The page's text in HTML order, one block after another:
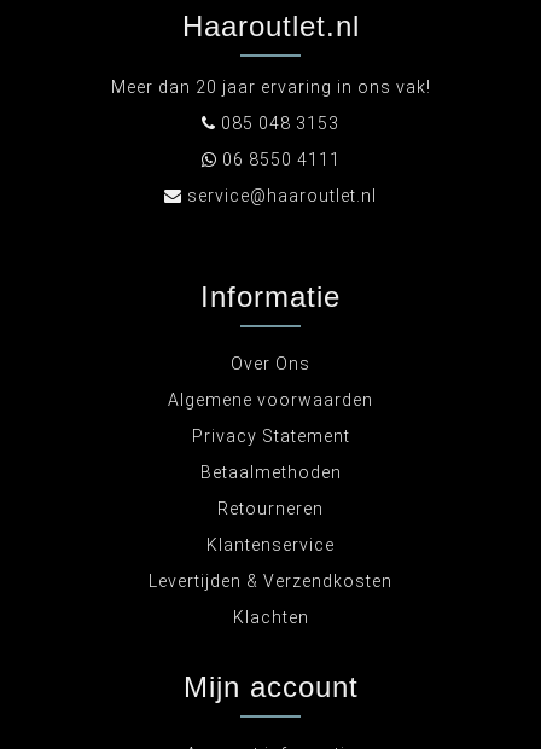
Haaroutlet.nl
Meer dan 20 jaar ervaring in ons vak!
085 048 3153
06 8550 4111
service@haaroutlet.nl
Informatie
Over Ons
Algemene voorwaarden
Privacy Statement
Betaalmethoden
Retourneren
Klantenservice
Levertijden & Verzendkosten
Klachten
Mijn account